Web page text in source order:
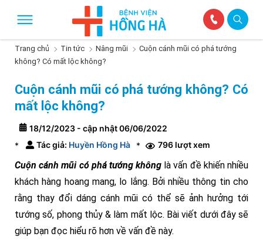
Trang chủ Tin tức Nâng mũi
Cuộn cánh mũi có phá tướng
không? Có mất lộc không?
Cuộn cánh mũi có phá tướng không? Có
mất lộc không?
18/12/2023 - cập nhật 06/06/2022
*
Tác giả: Huyền Hồng Hà * 796 lượt xem
Cuộn cánh mũi có phá tướng không là vấn đề khiến nhiều
khách hàng hoang mang, lo lắng. Bởi nhiều thông tin cho
rằng thay đổi dáng cánh mũi có thể sẽ ảnh hưởng tới
tướng số, phong thủy & làm mất lộc. Bài viết dưới đây sẽ
giúp bạn đọc hiểu rõ hơn về vấn đề này.